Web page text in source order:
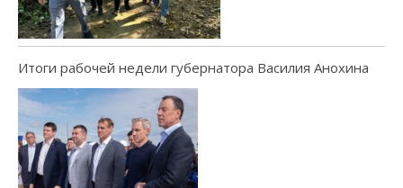
Итоги рабочей недели губернатора Василия Анохина